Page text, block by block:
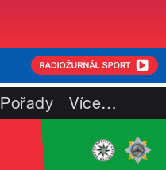
Pořady Více…